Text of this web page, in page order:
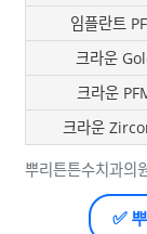
뿌리튼튼수치과의
임플란트
크라운
크라운
크라운
✅